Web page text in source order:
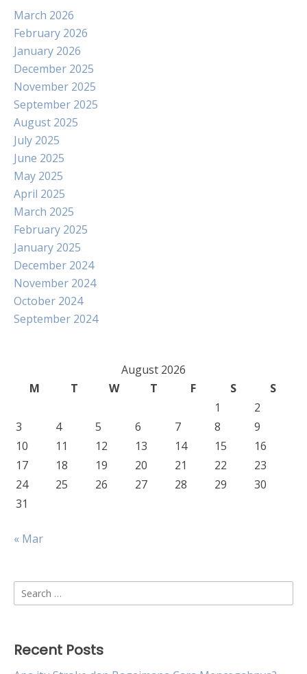
March 2026
February 2026
January 2026
December 2025
November 2025
September 2025
August 2025
July 2025
June 2025
May 2025
April 2025
March 2025
February 2025
January 2025
December 2024
November 2024
October 2024
September 2024
August 2026
M
T W T F S
S
1
2
3
4 5 6 7 8
9
10
11 12 13 14 15
16
17
18 19 20 21 22
23
24
25 26 27 28 29
30
31
« Mar
Search
for:
Recent Posts